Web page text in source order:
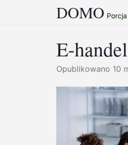
DOMO
E-
Opublikowano 10